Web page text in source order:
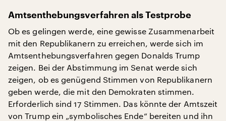
Amtsenthebungsverfahren als Testprobe
Ob es gelingen werde, eine gewisse Zusammenarbeit
mit den Republikanern zu erreichen, werde sich im
Amtsenthebungsverfahren gegen Donalds Trump
zeigen. Bei der Abstimmung im Senat werde sich
zeigen, ob es genügend Stimmen von Republikanern
geben werde, die mit den Demokraten stimmen.
Erforderlich sind 17 Stimmen. Das könnte der Amtszeit
von Trump ein „symbolisches Ende“ bereiten und ihn